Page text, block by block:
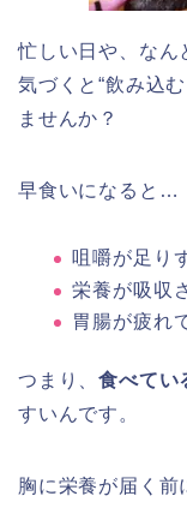
忙しい日や、なん
気づくと“飲み込
ませんか？
早食いになると…
咀嚼が足り
栄養が吸収
胃腸が疲れ
つまり、食べてい
すいんです。
胸に栄養が届く前